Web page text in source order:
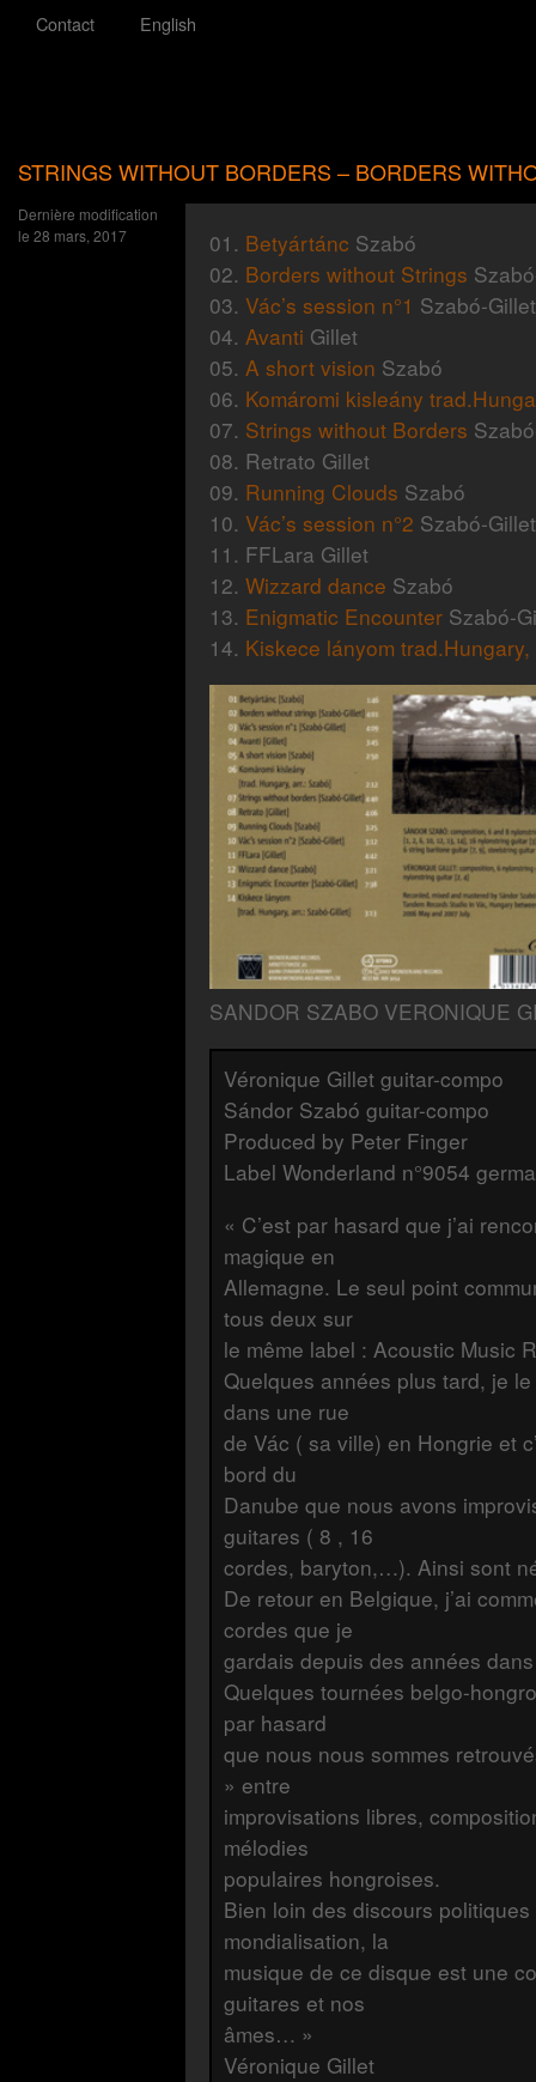
Contact English
STRINGS WITHOUT BORDERS – BORDERS
Dernière modification
le 28 mars, 2017
01. Betyártánc Szabó
02. Borders without Strings
03. Vác’s session n°1 Szabó-Gillet
04. Avanti Gillet
05. A short vision Szabó
06. Komáromi kisleány
07. Strings without Borders
08. Retrato Gillet
09. Running Clouds Szabó
10. Vác’s session n°2 Szabó-Gillet
11. FFLara Gillet
12. Wizzard dance Szabó
13. Enigmatic Encounter Szabó-
14. Kiskece lányom trad.Hungary,
SANDOR SZABO VERONIQUE
Véronique Gillet guitar-compo
Sándor Szabó guitar-compo
Produced by Peter Finger
Label Wonderland n°9054
« C’est par hasard que j’ai
magique en
Allemagne. Le seul point
tous deux sur
le même label : Acoustic Music
Quelques années plus tard, je
dans une rue
de Vác ( sa ville) en Hongrie et
bord du
Danube que nous avons
guitares ( 8 , 16
cordes, baryton,…). Ainsi sont
De retour en Belgique, j’ai
cordes que je
gardais depuis des années
Quelques tournées belgo-
par hasard
que nous nous sommes
» entre
improvisations libres,
mélodies
populaires hongroises.
Bien loin des discours
mondialisation, la
musique de ce disque est une
guitares et nos
âmes… »
Véronique Gillet